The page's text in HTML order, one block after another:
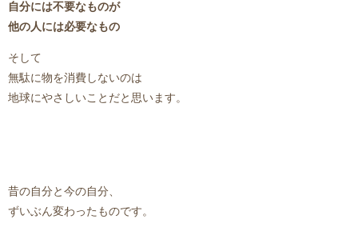
自分には不要なものが
他の人には必要なもの
そして
無駄に物を消費しないのは
地球にやさしいことだと思います。
昔の自分と今の自分、
ずいぶん変わったものです。